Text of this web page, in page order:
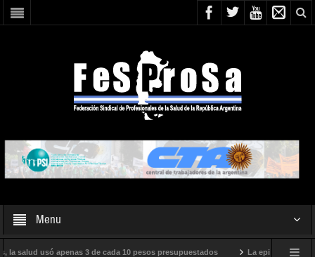
Menu
usó apenas 3 de cada 10 pesos presupuestados La epidemia de